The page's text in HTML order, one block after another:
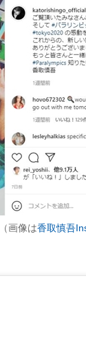
画像は香取慎吾